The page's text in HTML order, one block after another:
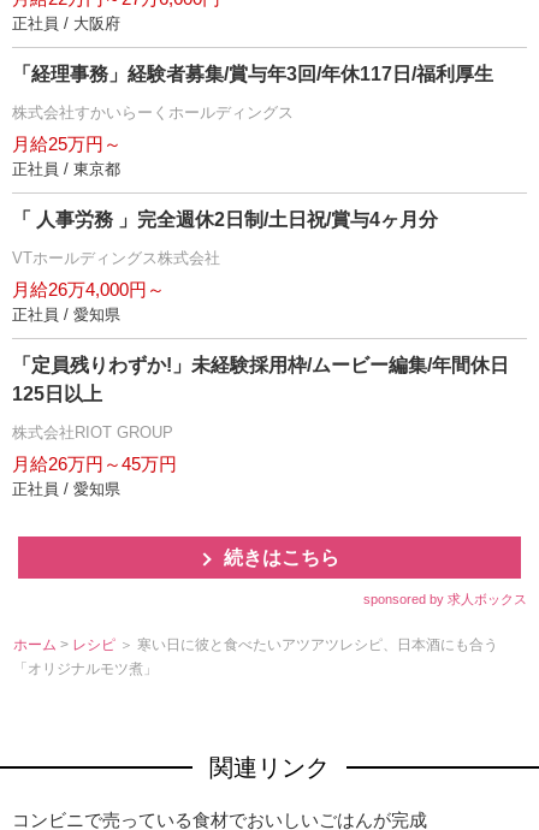
正社員 / 大阪府
「経理事務」経験者募集/賞与年3回/年休117日/福利厚生
株式会社すかいらーくホールディングス
月給25万円～
正社員 / 東京都
「 人事労務 」完全週休2日制/土日祝/賞与4ヶ月分
VTホールディングス株式会社
月給26万4,000円～
正社員 / 愛知県
「定員残りわずか!」未経験採用枠/ムービー編集/年間休日
125日以上
株式会社RIOT GROUP
月給26万円～45万円
正社員 / 愛知県
続きはこちら
sponsored by 求人ボックス
ホーム > レシピ ＞ 寒い日に彼と食べたいアツアツレシピ、日本酒にも合う
「オリジナルモツ煮」
関連リンク
コンビニで売っている食材でおいしいごはんが完成